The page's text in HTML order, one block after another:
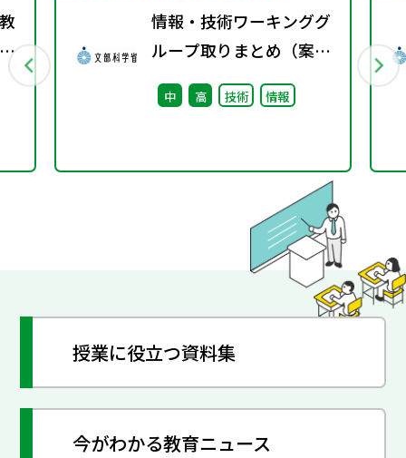
情報・技術ワーキンググ
ループ取りまとめ（案）
※会議後修正
中 高 技術 情報
授業に役立つ資料集
今がわかる教育ニュース